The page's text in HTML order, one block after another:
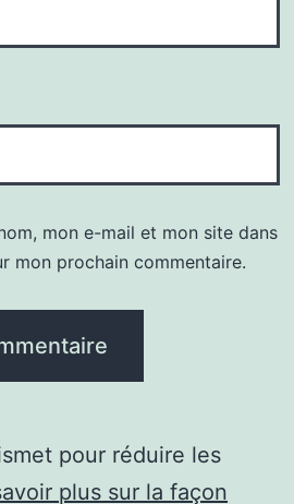
mon e-mail et mon site dans
mon prochain commentaire.
pour réduire les
plus sur la façon